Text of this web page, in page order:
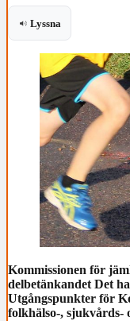
Lyssna
Kommissionen för
delbetänkandet Det
Utgångspunkter för
folkhälso-, sjukvårds-